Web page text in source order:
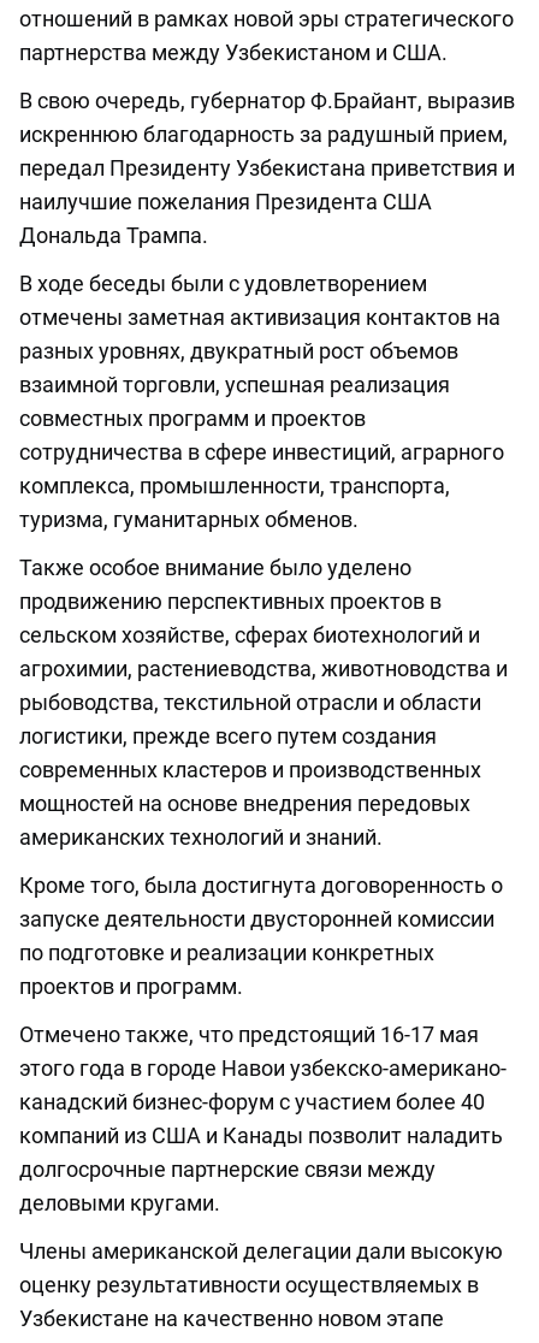
отношений в рамках новой эры стратегического
партнерства между Узбекистаном и США.
В свою очередь, губернатор Ф.Брайант, выразив
искреннюю благодарность за радушный прием,
передал Президенту Узбекистана приветствия и
наилучшие пожелания Президента США
Дональда Трампа.
В ходе беседы были с удовлетворением
отмечены заметная активизация контактов на
разных уровнях, двукратный рост объемов
взаимной торговли, успешная реализация
совместных программ и проектов
сотрудничества в сфере инвестиций, аграрного
комплекса, промышленности, транспорта,
туризма, гуманитарных обменов.
Также особое внимание было уделено
продвижению перспективных проектов в
сельском хозяйстве, сферах биотехнологий и
агрохимии, растениеводства, животноводства и
рыбоводства, текстильной отрасли и области
логистики, прежде всего путем создания
современных кластеров и производственных
мощностей на основе внедрения передовых
американских технологий и знаний.
Кроме того, была достигнута договоренность о
запуске деятельности двусторонней комиссии
по подготовке и реализации конкретных
проектов и программ.
Отмечено также, что предстоящий 16-17 мая
этого года в городе Навои узбекско-американо-
канадский бизнес-форум с участием более 40
компаний из США и Канады позволит наладить
долгосрочные партнерские связи между
деловыми кругами.
Члены американской делегации дали высокую
оценку результативности осуществляемых в
Узбекистане на качественно новом этапе